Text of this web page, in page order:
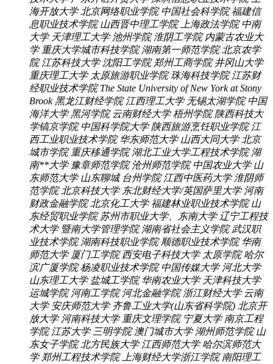
海开放大学 北京网络职业学院 中国社会科学院 福建信
息职业技术学院 山西晋中理工学院 上海政法学院 中南
大学 天津理工大学 池州学院 淮阴工学院 内蒙古农业大
学 重庆大学城市科技学院 湖南第一师范学院 北京农学
院 江苏科技大学 沈阳工学院 郑州工商学院 井冈山大学
重庆理工大学 太原旅游职业学院 珠海科技学院 江苏财
经职业技术学院 The State University of New York at Stony
Brook 黑龙江财经学院 江西理工大学 无锡太湖学院 中国
海洋大学 黑河学院 云南财经大学 梧州学院 陕西科技大
学镐京学院 中国科学院大学 陕西旅游烹饪职业学院 江
西工业职业技术学院 华东师范大学 山西大同大学 北京
城市学院 重庆移通学院 湖北工业大学工程技术学院 湖
南**大学 豫章师范学院 沧州师范学院 中国农业大学 山
东师范大学 山东聊城 台州学院 江西中医药大学 淮阴师
范学院 北京科技大学 东北财经大学/英国萨里大学 河南
财政金融学院 北京化工大学 福建林业职业技术学院 山
东经贸职业学院 苏州市职业大学、东南大学 辽宁工程技
术大学 暨南大学管理学院 湖南省社会主义学院 武汉职
业技术学院 湖南科技职业学院 顺德职业技术学院 华南
师范大学 厦门工学院 西安电子科技大学 太原学院 哈尔
滨广厦学院 杨凌职业技术学院 中国传媒大学 河北大学
山东理工大学 盐城工学院 华南农业大学 天津科技大学
运城学院 河南工学院 河北金融学院 浙江财经大学 云南
大学 安庆师范大学 齐鲁工业大学(山东省科学院) 北京开
放大学 河南科技大学 重庆文理学院 宁夏大学 南京工程
学院 江苏大学 三明学院 澳门城市大学 湖州师范学院 山
东女子学院 北方民族大学 江西师范大学 哈尔滨师范大
学 郑州工程技术学院 上海财经大学浙江学院 南阳理工